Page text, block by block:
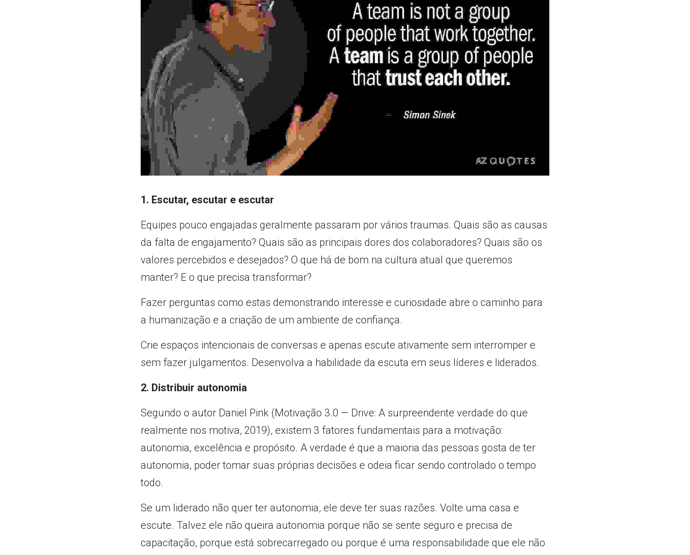
1. Escutar, escutar e escutar
Equipes pouco engajadas geralmente passaram por vários traumas. Quais são as causas
da falta de engajamento? Quais são as principais dores dos colaboradores? Quais são os
valores percebidos e desejados? O que há de bom na cultura atual que queremos
manter? E o que precisa transformar?
Fazer perguntas como estas demonstrando interesse e curiosidade abre o caminho para
a humanização e a criação de um ambiente de confiança.
Crie espaços intencionais de conversas e apenas escute ativamente sem interromper e
sem fazer julgamentos. Desenvolva a habilidade da escuta em seus líderes e liderados.
2. Distribuir autonomia
Segundo o autor Daniel Pink (Motivação 3.0 — Drive: A surpreendente verdade do que
realmente nos motiva, 2019), existem 3 fatores fundamentais para a motivação:
autonomia, excelência e propósito. A verdade é que a maioria das pessoas gosta de ter
autonomia, poder tomar suas próprias decisões e odeia ficar sendo controlado o tempo
todo.
Se um liderado não quer ter autonomia, ele deve ter suas razões. Volte uma casa e
escute. Talvez ele não queira autonomia porque não se sente seguro e precisa de
capacitação, porque está sobrecarregado ou porque é uma responsabilidade que ele não